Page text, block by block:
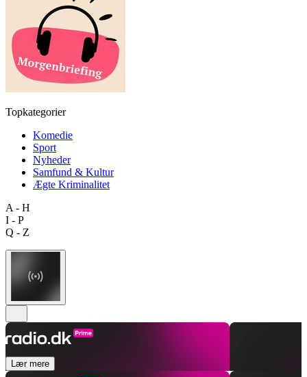
Topkategorier
Komedie
Sport
Nyheder
Samfund & Kultur
Ægte Kriminalitet
A - H
I - P
Q - Z
Lær mere